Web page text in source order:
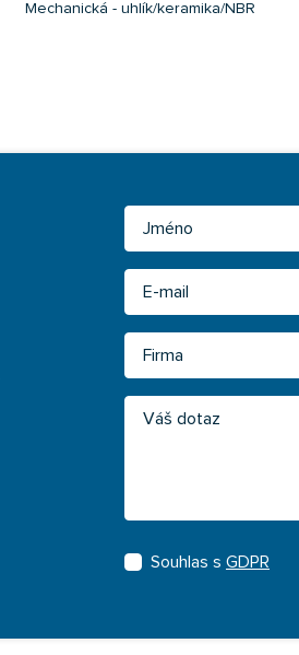
Mechanická - uhlík/keramika/NBR
Jméno
Váš dotaz
Souhlas s GDPR